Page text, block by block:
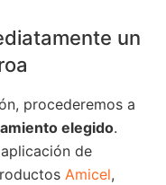
un
procederemos a
elegido.
de
Amicel,